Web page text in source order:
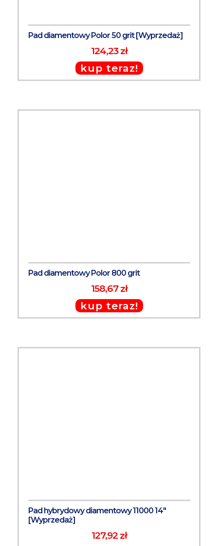
Pad diamentowy Polor 50 grit [Wyprzedaż]
124,23 zł
kup teraz!
Pad diamentowy Polor 800 grit
158,67 zł
kup teraz!
Pad hybrydowy diamentowy 11000 14"
[Wyprzedaż]
127,92 zł